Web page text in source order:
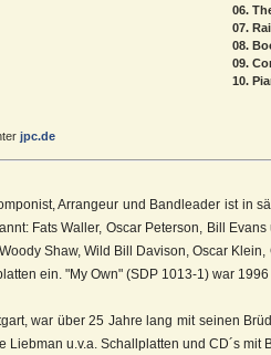
06.
07.
08.
09.
10.
jpc.de
Arrangeur und Bandleader ist in
Fats Waller, Oscar Peterson, Bill
Shaw, Wild Bill Davison, Oscar
ein. "My Own" (SDP 1013-1) war
war über 25 Jahre lang mit seinen
Liebman u.v.a. Schallplatten und CD´s